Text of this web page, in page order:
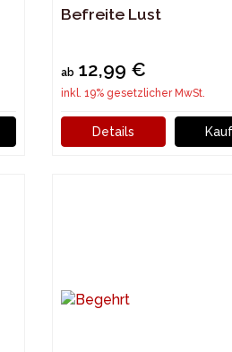
Befreite Lust
ab 12,99 €
inkl. 19% gesetzlicher MwSt.
Details